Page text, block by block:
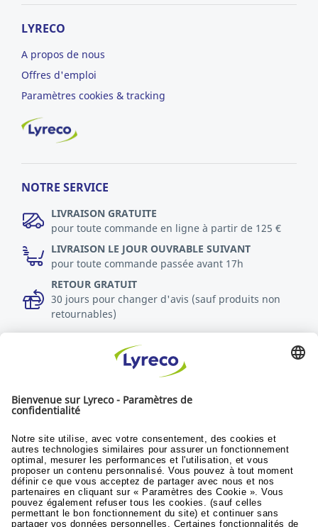
LYRECO
A propos de nous
Offres d'emploi
Paramètres cookies & tracking
NOTRE SERVICE
LIVRAISON GRATUITE
pour toute commande en ligne à partir de 125 €
LIVRAISON LE JOUR OUVRABLE SUIVANT
pour toute commande passée avant 17h
RETOUR GRATUIT
30 jours pour changer d'avis (sauf produits non
retournables)
Durabilité
© Lyreco 2025
Conditions generales de vente|Conditions